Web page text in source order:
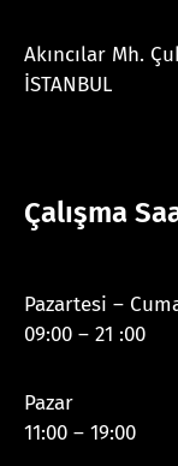
Akıncılar Mh.
İSTANBUL
Çalışma
Pazartesi –
09:00 – 21 :00
Pazar
11:00 – 19:00